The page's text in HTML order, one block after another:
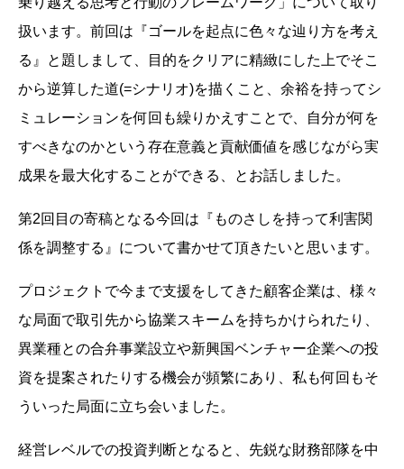
扱います。前回は『ゴールを起点に色々な辿り方を考え
る』と題しまして、目的をクリアに精緻にした上でそこ
から逆算した道(=シナリオ)を描くこと、余裕を持ってシ
ミュレーションを何回も繰りかえすことで、自分が何を
すべきなのかという存在意義と貢献価値を感じながら実
成果を最大化することができる、とお話しました。
第2回目の寄稿となる今回は『ものさしを持って利害関
係を調整する』について書かせて頂きたいと思います。
プロジェクトで今まで支援をしてきた顧客企業は、様々
な局面で取引先から協業スキームを持ちかけられたり、
異業種との合弁事業設立や新興国ベンチャー企業への投
資を提案されたりする機会が頻繁にあり、私も何回もそ
ういった局面に立ち会いました。
経営レベルでの投資判断となると、先鋭な財務部隊を中